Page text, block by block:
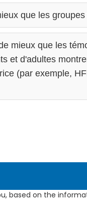
que les
mieux que les
et d'adultes
(par exemple,
based on the